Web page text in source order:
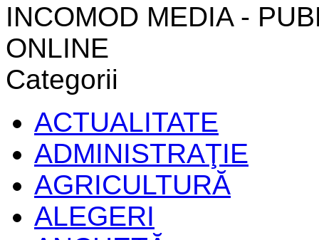
INCOMOD MEDIA -
ONLINE
Categorii
ACTUALITATE
ADMINISTRAŢIE
AGRICULTURĂ
ALEGERI